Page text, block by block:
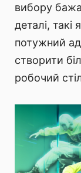
вибору
деталі, такі
потужний
створити
робочий